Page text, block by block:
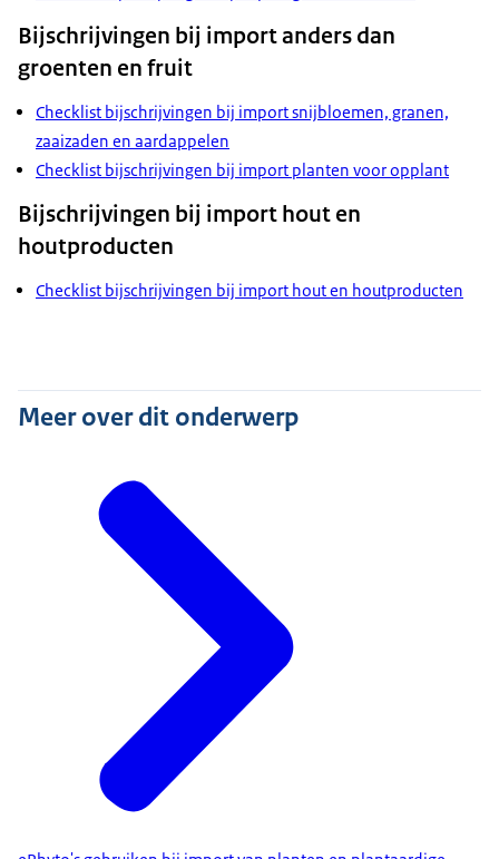
Bijschrijvingen bij import anders dan
groenten en fruit
Checklist bijschrijvingen bij import snijbloemen, granen,
zaaizaden en aardappelen
Checklist bijschrijvingen bij import planten voor opplant
Bijschrijvingen bij import hout en
houtproducten
Checklist bijschrijvingen bij import hout en houtproducten
Meer over dit onderwerp